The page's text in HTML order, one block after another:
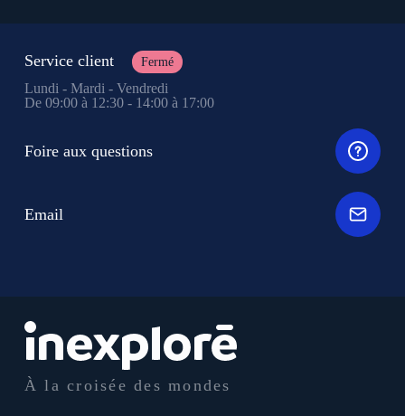
À la croisée des mondes
Service client Fermé
Lundi - Mardi - Vendredi
De 09:00 à 12:30 - 14:00 à 17:00
Foire aux questions
Email